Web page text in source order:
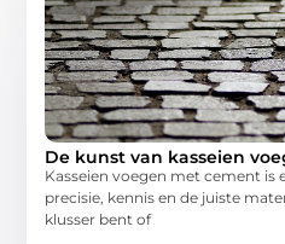
De kunst van kasseien
Kasseien voegen met cement is
precisie, kennis en de juiste
klusser bent of